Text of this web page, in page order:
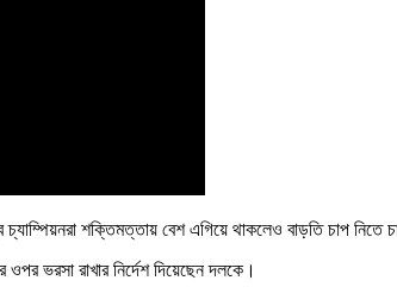
চ্যাম্পিয়নরা শক্তিমত্তায় বেশ এগিয়ে থাকলেও বাড়তি চাপ নিতে
ভরসা রাখার নির্দেশ দিয়েছেন দলকে।